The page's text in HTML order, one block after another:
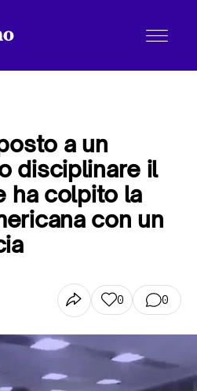
a un
disciplinare il
ha colpito la
con un
0 0